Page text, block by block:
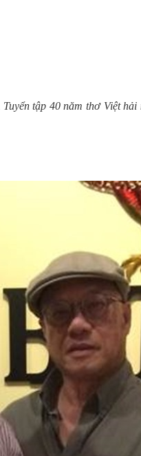
Tuyển tập 40 năm thơ Việt